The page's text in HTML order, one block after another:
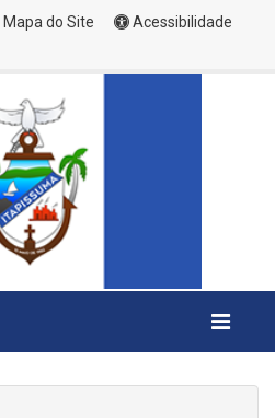
Mapa do Site
Acessibilidade